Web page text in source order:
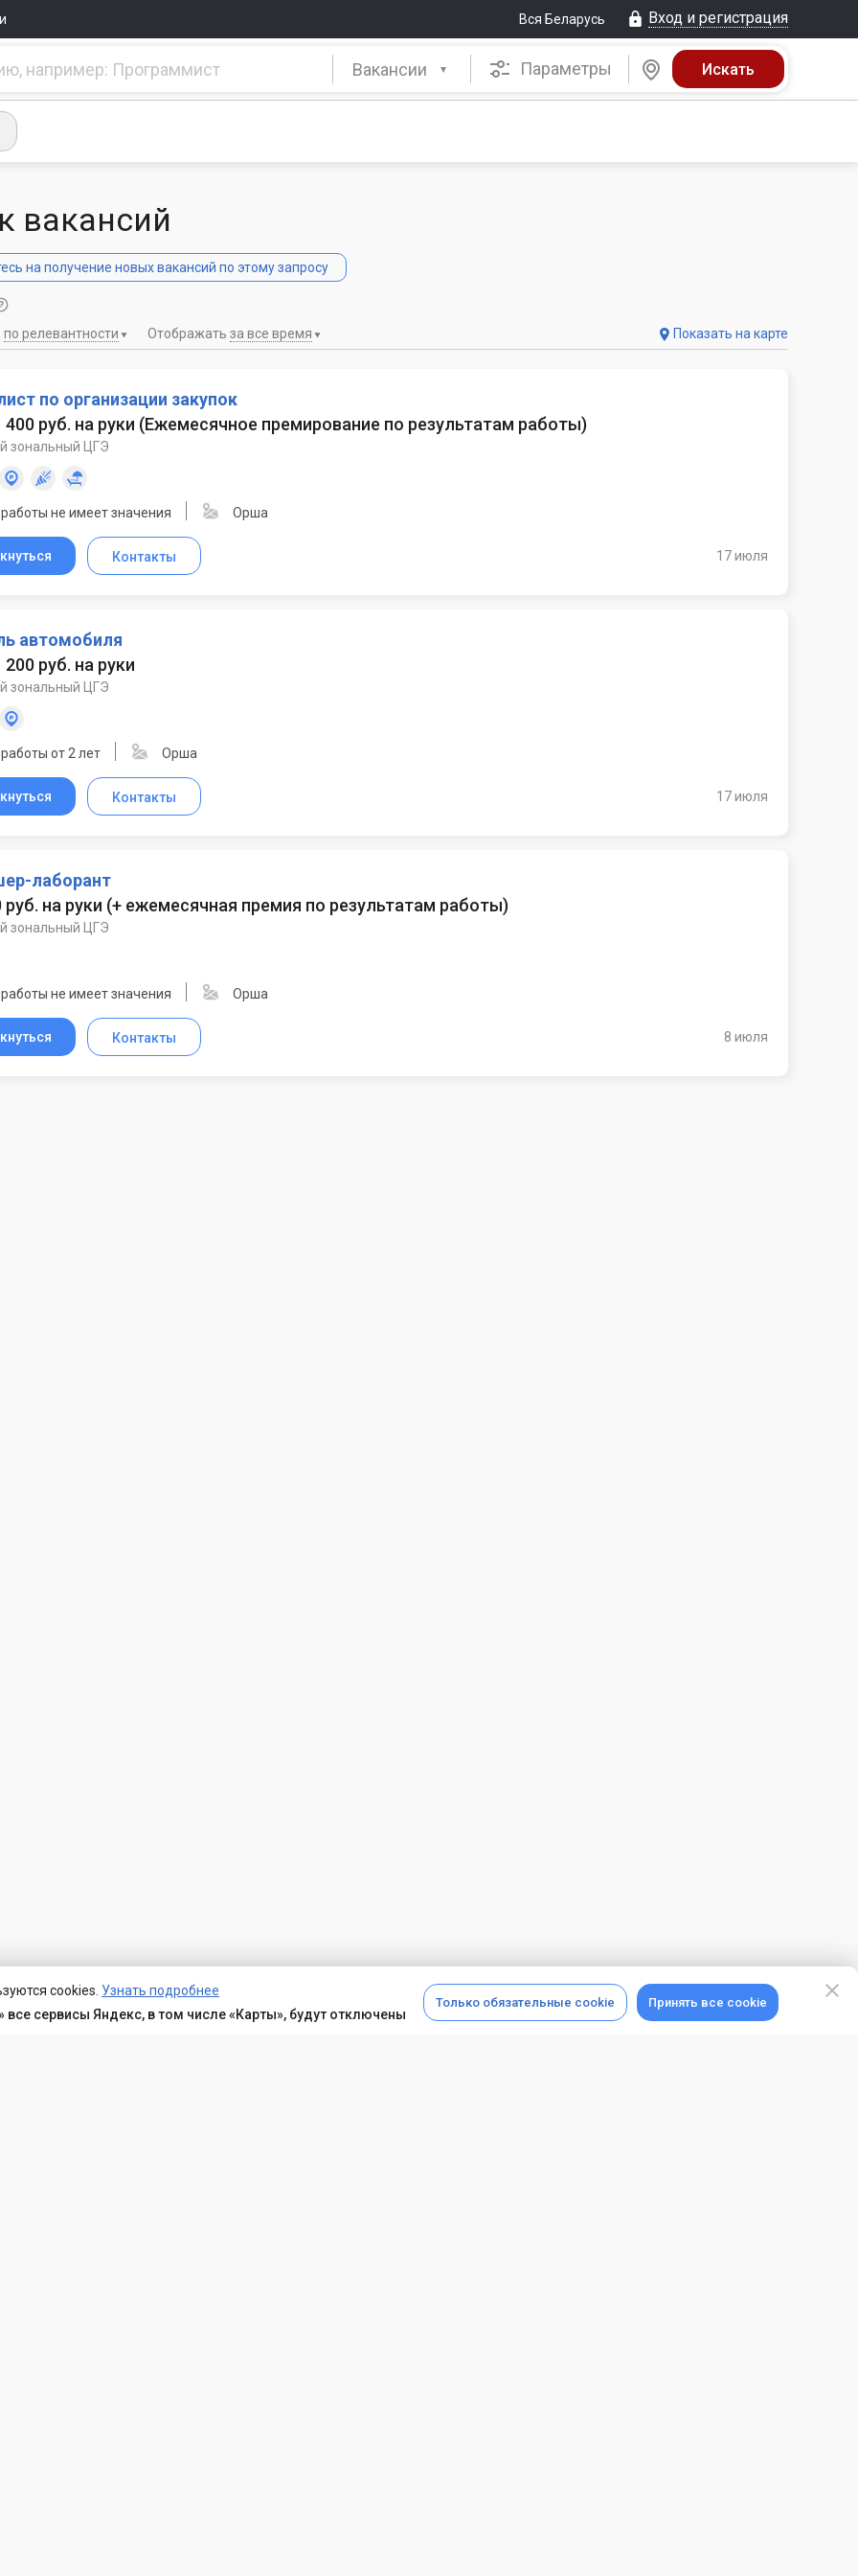
cookies. Узнать подробнее
сервисы Яндекс, в том числе «Карты», будут отключены
Только обязательные cookie Принять все cookie
Вся Беларусь Вход и регистрация
Вакансии Параметры
вакансий
на получение новых вакансий по этому запросу
Показать на карте
по релевантности Отображать за все время
по организации закупок
400 руб. на руки (Ежемесячное премирование по результатам работы)
зональный ЦГЭ
не имеет значения Орша
Контакты 17 июля
автомобиля
200 руб. на руки
зональный ЦГЭ
от 2 лет Орша
Контакты 17 июля
лаборант
руб. на руки (+ ежемесячная премия по результатам работы)
зональный ЦГЭ
не имеет значения Орша
Контакты 8 июля